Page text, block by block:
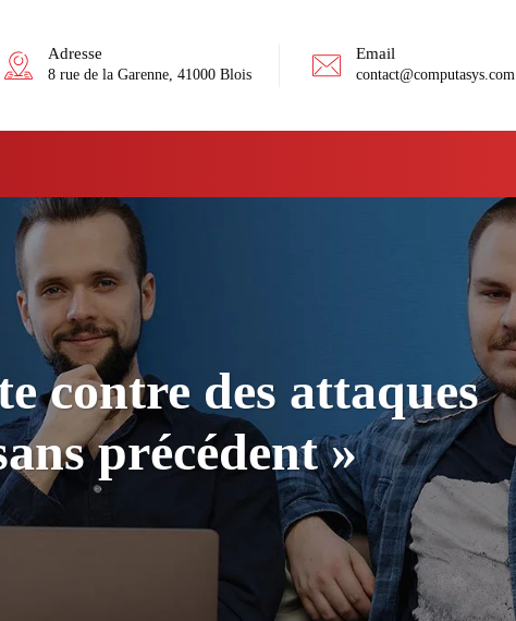
Adresse
8 rue de la Garenne, 41000 Blois
Email
contact@computasys.com
contre des attaques
précédent »